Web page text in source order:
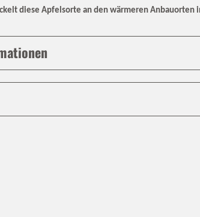
diese Apfelsorte an den wärmeren Anbauorten